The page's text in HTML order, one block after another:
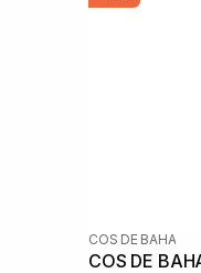
COS DE BAHA
COS DE